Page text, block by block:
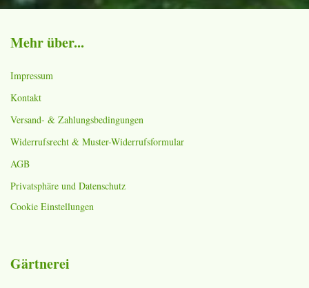
Mehr über...
Impressum
Kontakt
Versand- & Zahlungsbedingungen
Widerrufsrecht & Muster-Widerrufsformular
AGB
Privatsphäre und Datenschutz
Cookie Einstellungen
Gärtnerei